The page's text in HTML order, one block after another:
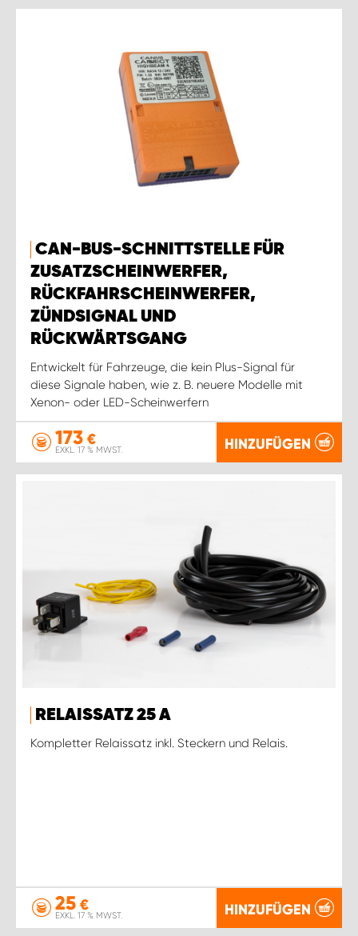
CAN-BUS-SCHNITTSTELLE FÜR
ZUSATZSCHEINWERFER,
RÜCKFAHRSCHEINWERFER,
ZÜNDSIGNAL UND
RÜCKWÄRTSGANG
Entwickelt für Fahrzeuge, die kein Plus-Signal für
diese Signale haben, wie z. B. neuere Modelle mit
Xenon- oder LED-Scheinwerfern
173 €
EXKL. 17 % MWST. HINZUFÜGEN
RELAISSATZ 25 A
Kompletter Relaissatz inkl. Steckern und Relais.
25 €
EXKL. 17 % MWST. HINZUFÜGEN